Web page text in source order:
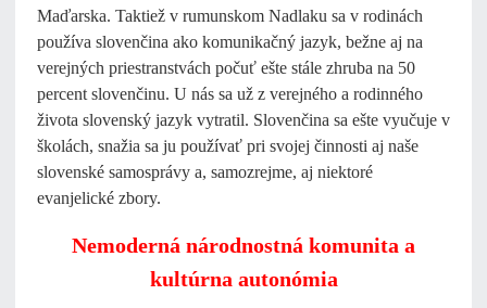
Maďarska. Taktiež v rumunskom Nadlaku sa v rodinách
používa slovenčina ako komunikačný jazyk, bežne aj na
verejných priestranstvách počuť ešte stále zhruba na 50
percent slovenčinu. U nás sa už z verejného a rodinného
života slovenský jazyk vytratil. Slovenčina sa ešte vyučuje v
školách, snažia sa ju používať pri svojej činnosti aj naše
slovenské samosprávy a, samozrejme, aj niektoré
evanjelické zbory.
Nemoderná národnostná komunita a
kultúrna autonómia